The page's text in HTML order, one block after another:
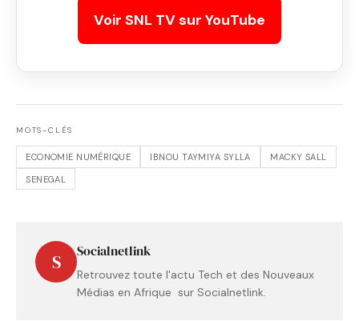
Voir SNL TV sur YouTube
MOTS-CLÉS
ECONOMIE NUMÉRIQUE IBNOU TAYMIYA SYLLA
MACKY SALL
SENEGAL
S Socialnetlink
Retrouvez toute l'actu Tech et des Nouveaux
Médias en Afrique sur Socialnetlink.